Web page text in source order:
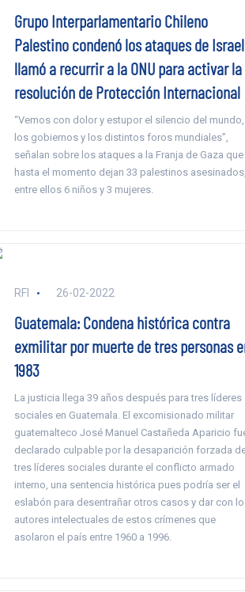
Grupo Interparlamentario Chileno
Palestino condenó los ataques de
llamó a recurrir a la ONU para activar la
resolución de Protección Internacional
“Vemos con dolor y estupor el silencio del mundo,
los gobiernos y los distintos foros mundiales”,
señalan sobre los ataques a la Franja de Gaza que
hasta el momento dejan 33 palestinos asesinados,
entre ellos 6 niños y 3 mujeres.
RFI 26-02-2022
Guatemala: Condena histórica contra
exmilitar por muerte de tres personas
1983
La justicia llega 39 años después para tres líderes
sociales en Guatemala. El excomisionado militar
guatemalteco José Manuel Castañeda Aparicio
declarado culpable por la desaparición forzada
tres líderes sociales durante el conflicto armado
interno, una sentencia histórica pues podría ser el
eslabón para desentrañar otros casos y dar con
autores intelectuales de estos crímenes que
asolaron el país entre 1960 a 1996.